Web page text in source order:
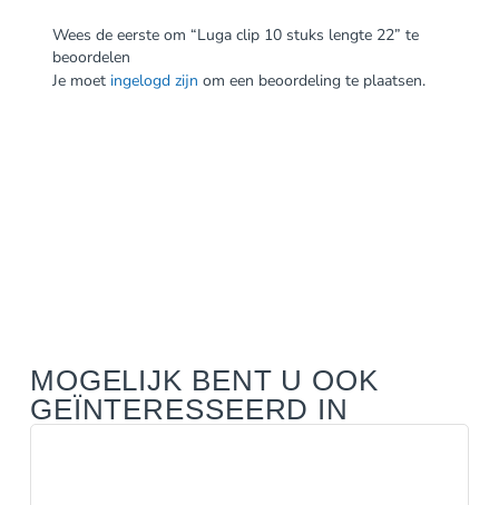
Wees de eerste om “Luga clip 10 stuks lengte 22” te
beoordelen
Je moet ingelogd zijn om een beoordeling te plaatsen.
MOGELIJK BENT U OOK
GEÏNTERESSEERD IN